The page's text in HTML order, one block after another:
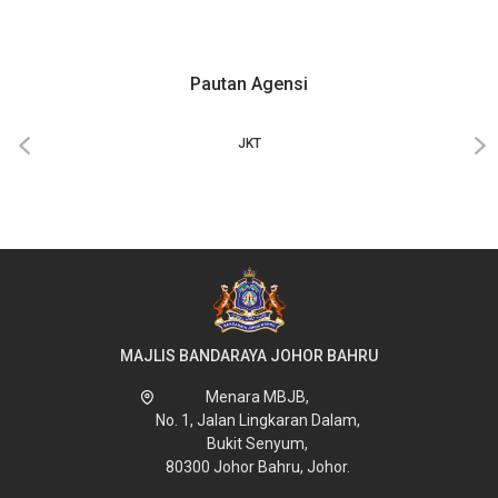
Pautan Agensi
‹ ›
MAJLIS BANDARAYA JOHOR BAHRU
Menara MBJB,
No. 1, Jalan Lingkaran Dalam,
Bukit Senyum,
80300 Johor Bahru, Johor.